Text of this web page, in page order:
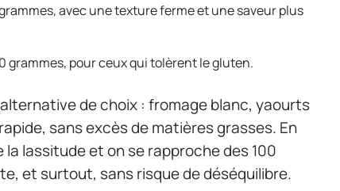
avec une texture ferme et une saveur plus
grammes, pour ceux qui tolèrent le gluten.
de choix : fromage blanc, yaourts
sans excès de matières grasses. En
la lassitude et on se rapproche des 100
et surtout, sans risque de déséquilibre.